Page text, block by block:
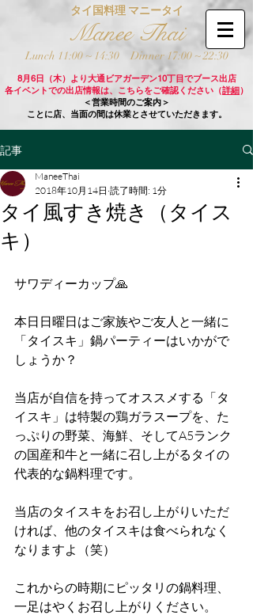
タイ国料理 マニータイ
Manee Thai
Lunch 11:00 ~ 14:30 Dinner 17:00 ~ 22:30
8月6日（木）より大通ビアガーデン10丁目でブース出店
各イベントでの出店情報は、こちらをご確認ください（詳細）
＜営業時間のご案内＞
ことに店、当面の間は休業とさせていただきます。
記事
タイ風すき焼き（タイス
キ）
ManeeThai
2018年10月14日 読了時間: 1分
サワディーカップ🙏
本日日曜日はご家族やご友人と一緒に
「タイスキ」鍋パーティーはいかがで
しょうか？
当店が自信を持ってオススメする「タ
イスキ」は特製の鶏ガラスープを、た
っぷりの野菜、海鮮、そしてA5ランク
の国産和牛と一緒に召し上がるタイの
代表的な鍋料理です。
当店のタイスキをお召し上がりいただ
ければ、他のタイスキは食べられなく
なりますよ（笑）
これからの時期にピッタリの鍋料理、
一足はやくお召し上がりください。